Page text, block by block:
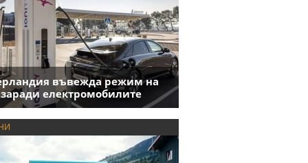
въвежда режим на
заради електромобилите